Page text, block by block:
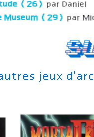
jeux
(26) par Daniel
Museum (29) par